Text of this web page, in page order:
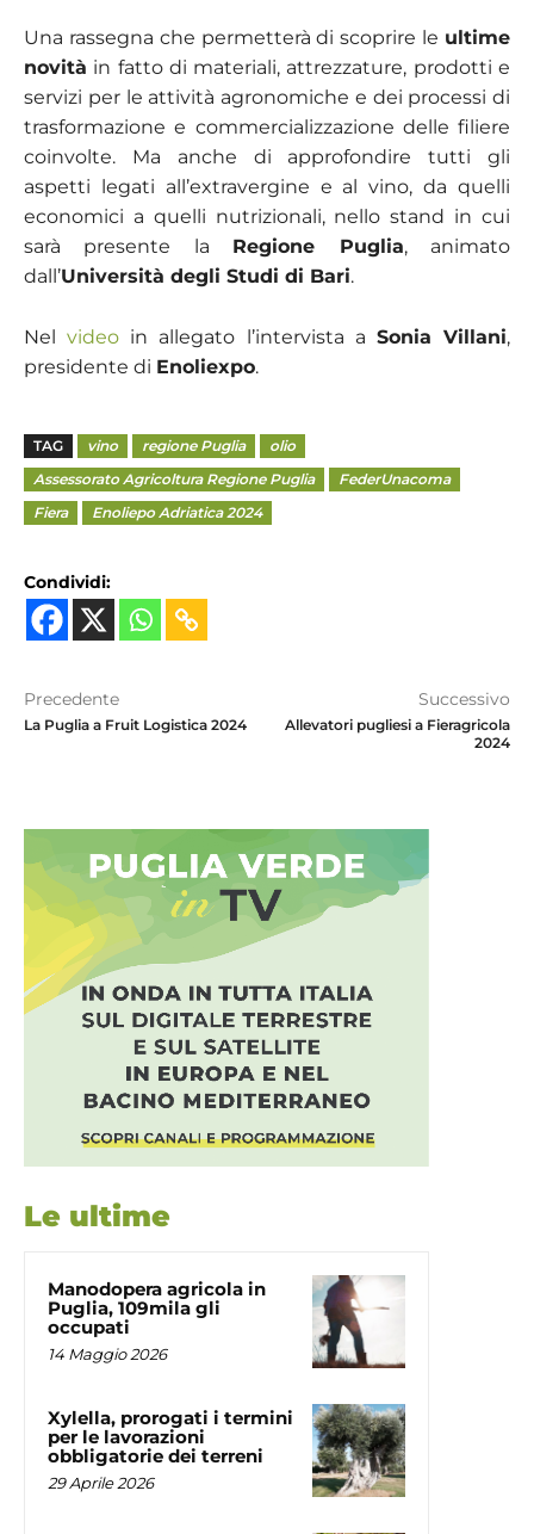
Una rassegna che permetterà di scoprire le ultime
novità in fatto di materiali, attrezzature, prodotti e
servizi per le attività agronomiche e dei processi di
trasformazione e commercializzazione delle filiere
coinvolte. Ma anche di approfondire tutti gli
aspetti legati all’extravergine e al vino, da quelli
economici a quelli nutrizionali, nello stand in cui
sarà presente la Regione Puglia, animato
dall’Università degli Studi di Bari.
Nelvideo in allegato l’intervista a Sonia Villani,
presidente di Enoliexpo.
TAG vino regione Puglia
olio
Assessorato Agricoltura Regione Puglia
FederUnacoma
Fiera
Enoliepo Adriatica 2024
Condividi:
Precedente
La Puglia a Fruit Logistica 2024
Successivo
Allevatori pugliesi a Fieragricola
2024
Le ultime
Manodopera agricola in
Puglia, 109mila gli
occupati
14 Maggio 2026
Xylella, prorogati i termini
per le lavorazioni
obbligatorie dei terreni
29 Aprile 2026